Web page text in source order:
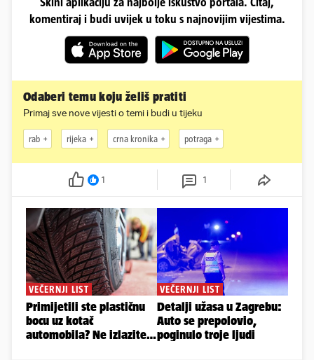
komentiraj i budi uvijek u toku s najnovijim vijestima.
Odaberi temu koju želiš pratiti
Primaj sve nove vijesti o temi i budi u tijeku
rab rijeka crna kronika potraga
1 1